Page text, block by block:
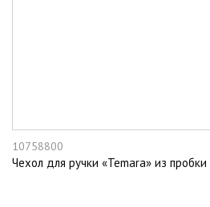
10758800
Чехол для ручки «Temara» из пробки